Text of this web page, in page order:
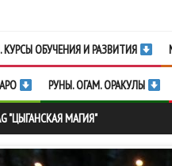
ОБУЧЕНИЯ И РАЗВИТИЯ
РУНЫ. ОГАМ. ОРАКУЛЫ
"ЦЫГАНСКАЯ МАГИЯ"